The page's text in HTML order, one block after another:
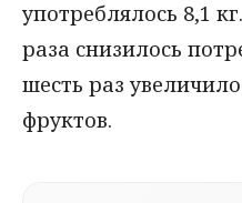
употреблялось 8,1
раза снизилось
шесть раз
фруктов.